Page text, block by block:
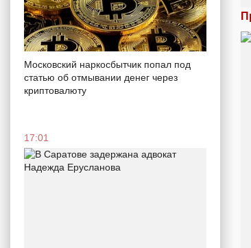
Московский наркосбытчик попал под
статью об отмывании денег через
криптовалюту
17:01